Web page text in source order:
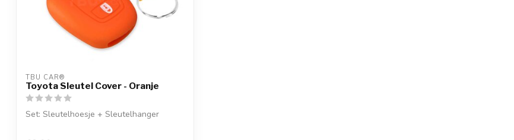
TBU CAR®
Toyota Sleutel Cover - Oranje
Set: Sleutelhoesje + Sleutelhanger